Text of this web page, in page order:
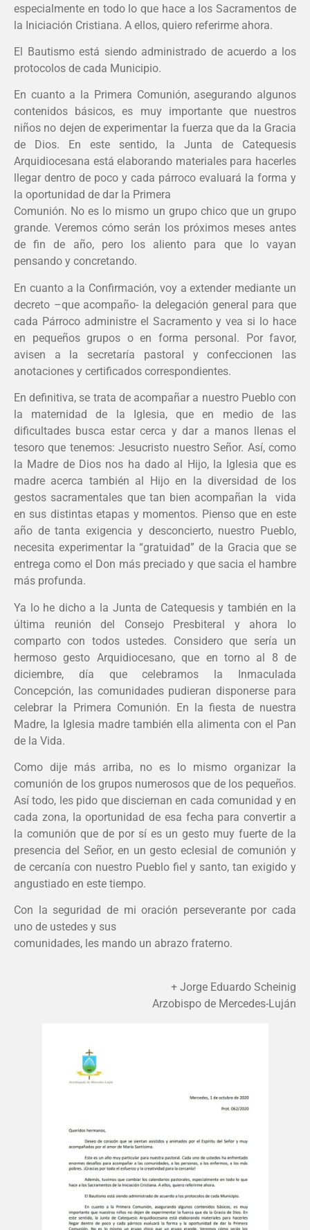
especialmente en todo lo que hace a los Sacramentos de
la Iniciación Cristiana. A ellos, quiero referirme ahora.
El Bautismo está siendo administrado de acuerdo a los
protocolos de cada Municipio.
En cuanto a la Primera Comunión, asegurando algunos
contenidos básicos, es muy importante que nuestros
niños no dejen de experimentar la fuerza que da la Gracia
de Dios. En este sentido, la Junta de Catequesis
Arquidiocesana está elaborando materiales para hacerles
llegar dentro de poco y cada párroco evaluará la forma y
la oportunidad de dar la Primera
Comunión. No es lo mismo un grupo chico que un grupo
grande. Veremos cómo serán los próximos meses antes
de fin de año, pero los aliento para que lo vayan
pensando y concretando.
En cuanto a la Confirmación, voy a extender mediante un
decreto –que acompaño- la delegación general para que
cada Párroco administre el Sacramento y vea si lo hace
en pequeños grupos o en forma personal. Por favor,
avisen a la secretaría pastoral y confeccionen las
anotaciones y certificados correspondientes.
En definitiva, se trata de acompañar a nuestro Pueblo con
la maternidad de la Iglesia, que en medio de las
dificultades busca estar cerca y dar a manos llenas el
tesoro que tenemos: Jesucristo nuestro Señor. Así, como
la Madre de Dios nos ha dado al Hijo, la Iglesia que es
madre acerca también al Hijo en la diversidad de los
gestos sacramentales que tan bien acompañan la vida
en sus distintas etapas y momentos. Pienso que en este
año de tanta exigencia y desconcierto, nuestro Pueblo,
necesita experimentar la “gratuidad” de la Gracia que se
entrega como el Don más preciado y que sacia el hambre
más profunda.
Ya lo he dicho a la Junta de Catequesis y también en la
última reunión del Consejo Presbiteral y ahora lo
comparto con todos ustedes. Considero que sería un
hermoso gesto Arquidiocesano, que en torno al 8 de
diciembre, día que celebramos la Inmaculada
Concepción, las comunidades pudieran disponerse para
celebrar la Primera Comunión. En la fiesta de nuestra
Madre, la Iglesia madre también ella alimenta con el Pan
de la Vida.
Como dije más arriba, no es lo mismo organizar la
comunión de los grupos numerosos que de los pequeños.
Así todo, les pido que disciernan en cada comunidad y en
cada zona, la oportunidad de esa fecha para convertir a
la comunión que de por sí es un gesto muy fuerte de la
presencia del Señor, en un gesto eclesial de comunión y
de cercanía con nuestro Pueblo fiel y santo, tan exigido y
angustiado en este tiempo.
Con la seguridad de mi oración perseverante por cada
uno de ustedes y sus
comunidades, les mando un abrazo fraterno.
+ Jorge Eduardo Scheinig
Arzobispo de Mercedes-Luján